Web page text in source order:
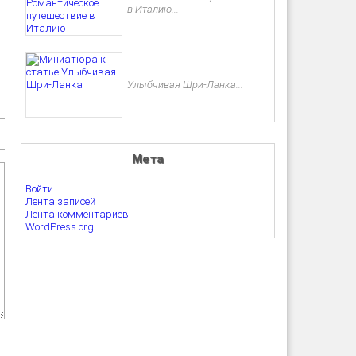
в Италию...
Улыбчивая Шри-Ланка...
Мета
Войти
Лента записей
Лента комментариев
WordPress.org